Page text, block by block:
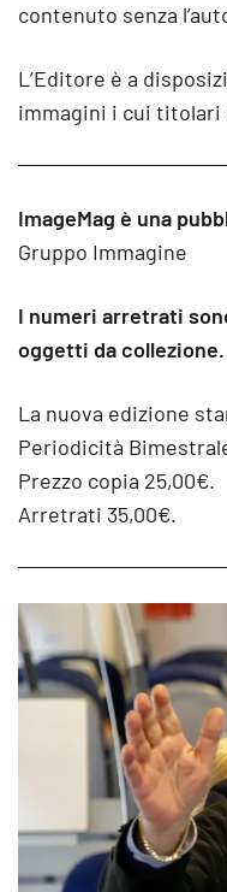
contenuto senza
L’Editore è a
immagini i cui
ImageMag è una
Gruppo Immagine
I numeri arretrati
oggetti da collezione.
La nuova edizione
Periodicità
Prezzo copia 25,00€.
Arretrati 35,00€.